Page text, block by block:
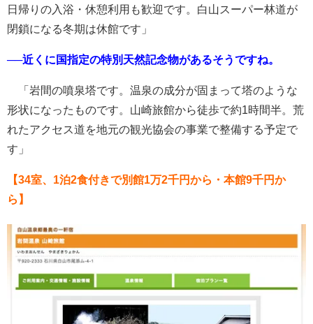
日帰りの入浴・休憩利用も歓迎です。白山スーパー林道が
閉鎖になる冬期は休館です」
──近くに国指定の特別天然記念物があるそうですね。
「岩間の噴泉塔です。温泉の成分が固まって塔のような
形状になったものです。山崎旅館から徒歩で約1時間半。荒
れたアクセス道を地元の観光協会の事業で整備する予定で
す」
【34室、1泊2食付きで別館1万2千円から・本館9千円か
ら】